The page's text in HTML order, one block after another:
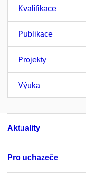
Kvalifikace
Publikace
Projekty
Výuka
Aktuality
Pro uchazeče